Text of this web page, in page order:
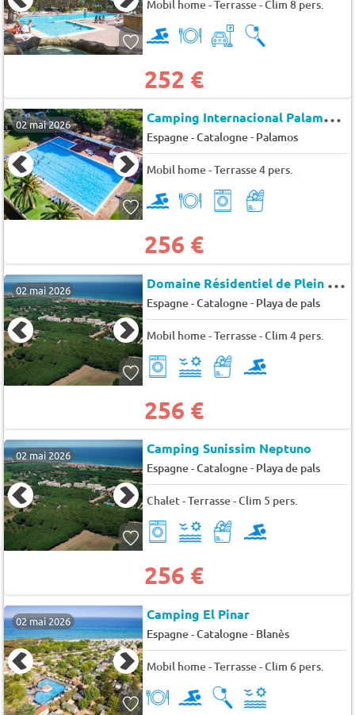
Mobil home - Terrasse - Clim 8 pers.
252 €
02 mai 2026 C
amping Internacional Palamos *
Espagne - Catalogne- Palamos
Mobil home - Terrasse 4 pers.
256 €
02 mai 2026 D
omaine Résidentiel de Plein Air Neptuno
Espagne - Catalogne- Playa de pals
Mobil home - Terrasse - Clim 4 pers.
256 €
02 mai 2026 Camping Sunissim Neptuno
Espagne - Catalogne- Playa de pals
Chalet - Terrasse - Clim 5 pers.
256 €
02 mai 2026 Camping El Pinar
Espagne - Catalogne- Blanès
Mobil home - Terrasse - Clim 6 pers.